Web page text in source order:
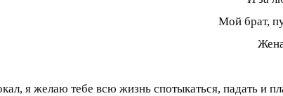
Мой брат,
я желаю тебе всю жизнь спотыкаться, падать и